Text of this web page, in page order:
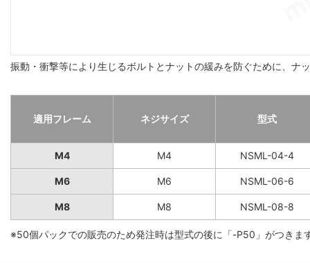
振動・衝撃等により生じるボルトとナットの緩みを防ぐために、ナ
適用フレーム ネジサイズ 型式
M4 M4 NSML-04-4
M6 M6 NSML-06-6
M8 M8 NSML-08-8
※50個パックでの販売のため発注時は型式の後に「-P50」がつきま